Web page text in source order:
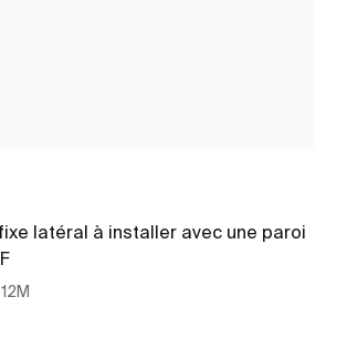
latéral à installer avec une paroi